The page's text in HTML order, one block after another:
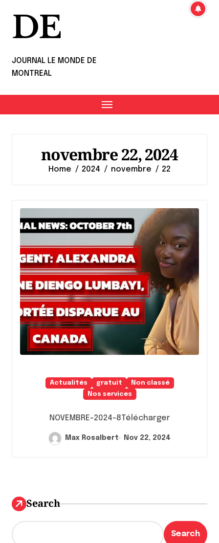
DE
JOURNAL LE MONDE DE
MONTREAL
novembre 22, 2024
Home 2024 novembre 22
Actualités gratuit
Non classé
Nos services
NOVEMBRE-2024-8Télécharger
Max Rosalbert Nov 22, 2024
Search
Search